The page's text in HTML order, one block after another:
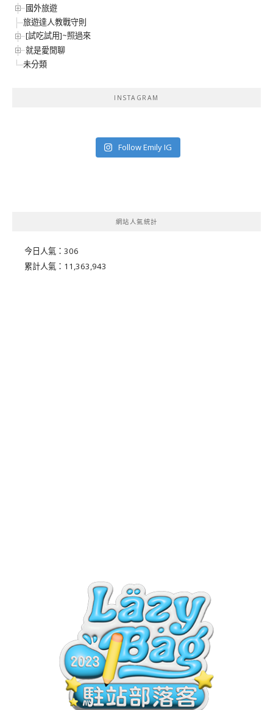
國外旅遊
旅遊達人教戰守則
[試吃試用]~照過來
就是愛閒聊
未分類
INSTAGRAM
Follow Emily IG
網站人氣統計
今日人氣： 306
累計人氣： 11,363,943